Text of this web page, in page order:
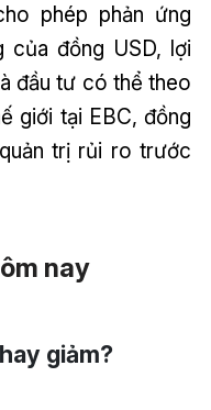
phép phản ứng
của đồng USD, lợi
đầu tư có thể theo
giới tại EBC, đồng
trị rủi ro trước
nay
giảm?